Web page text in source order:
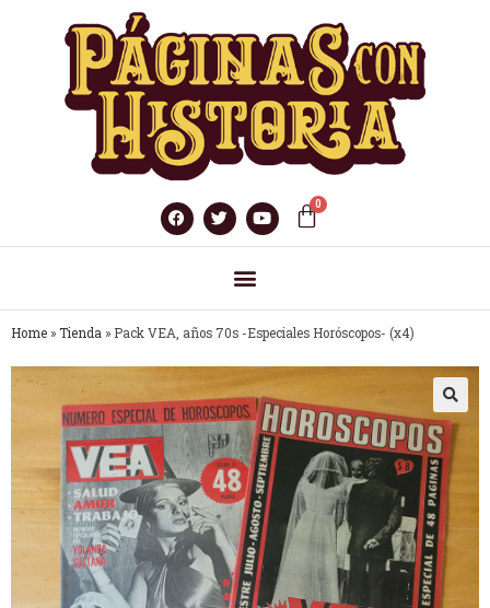
Home » Tienda » Pack VEA, años 70s -Especiales Horóscopos- (x4)
🔍